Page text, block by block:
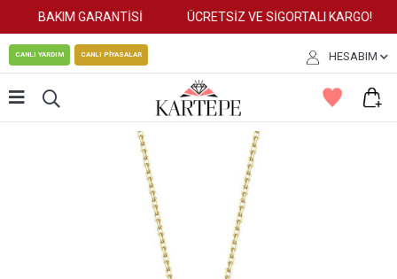
BAKIM GARANTİSİ ÜCRETSİZ VE SİGORTALI KARGO!
CANLI YARDIM CANLI PİYASALAR HESABIM